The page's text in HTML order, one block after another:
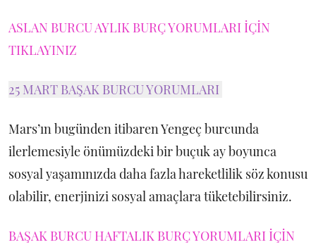
ASLAN BURCU AYLIK BURÇ YORUMLARI İÇİN
TIKLAYINIZ
25 MART BAŞAK BURCU YORUMLARI
Mars’ın bugünden itibaren Yengeç burcunda
ilerlemesiyle önümüzdeki bir buçuk ay boyunca
sosyal yaşamınızda daha fazla hareketlilik söz konusu
olabilir, enerjinizi sosyal amaçlara tüketebilirsiniz.
BAŞAK BURCU HAFTALIK BURÇ YORUMLARI İÇİN